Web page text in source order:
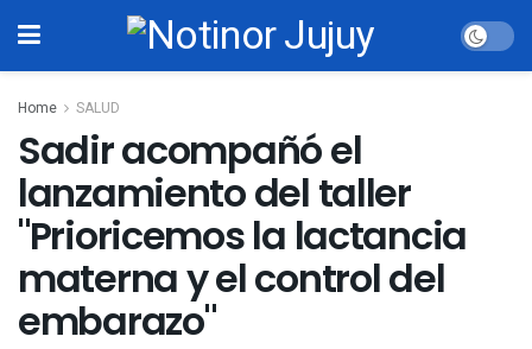
Home SALUD
Sadir acompañó el
lanzamiento del taller
"Prioricemos la lactancia
materna y el control del
embarazo"